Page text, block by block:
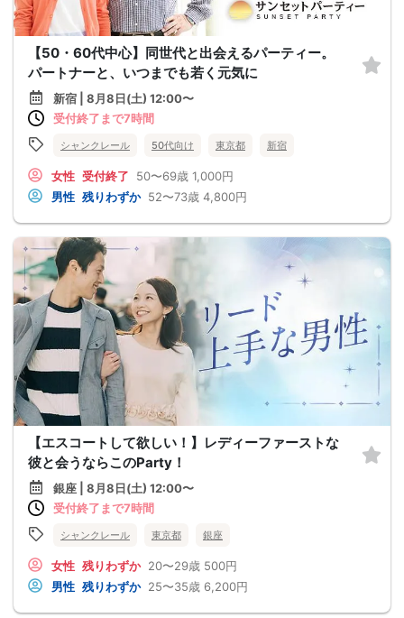
【50・60代中心】同世代と出会えるパーティー。
パートナーと、いつまでも若く元気に
新宿 | 8月8日(土) 12:00〜
受付終了まで7時間
シャンクレール 50代向け 東京都 新宿
女性 受付終了 50〜69歳 1,000円
男性 残りわずか 52〜73歳 4,800円
【エスコートして欲しい！】レディーファーストな
彼と会うならこのParty！
銀座 | 8月8日(土) 12:00〜
受付終了まで7時間
シャンクレール 東京都 銀座
女性 残りわずか 20〜29歳 500円
男性 残りわずか 25〜35歳 6,200円